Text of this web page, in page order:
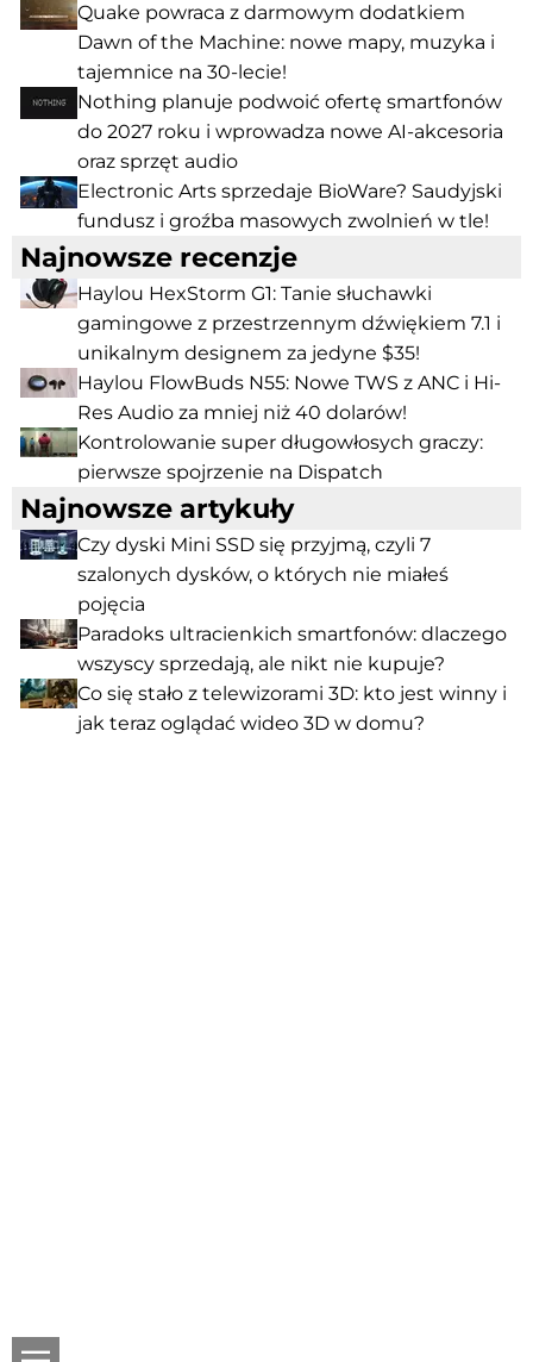
Quake powraca z darmowym dodatkiem
Dawn of the Machine: nowe mapy, muzyka i
tajemnice na 30-lecie!
Nothing planuje podwoić ofertę smartfonów
do 2027 roku i wprowadza nowe AI-akcesoria
oraz sprzęt audio
Electronic Arts sprzedaje BioWare? Saudyjski
fundusz i groźba masowych zwolnień w tle!
Najnowsze recenzje
Haylou HexStorm G1: Tanie słuchawki
gamingowe z przestrzennym dźwiękiem 7.1 i
unikalnym designem za jedyne $35!
Haylou FlowBuds N55: Nowe TWS z ANC i Hi-
Res Audio za mniej niż 40 dolarów!
Kontrolowanie super długowłosych graczy:
pierwsze spojrzenie na Dispatch
Najnowsze artykuły
Czy dyski Mini SSD się przyjmą, czyli 7
szalonych dysków, o których nie miałeś
pojęcia
Paradoks ultracienkich smartfonów: dlaczego
wszyscy sprzedają, ale nikt nie kupuje?
Co się stało z telewizorami 3D: kto jest winny i
jak teraz oglądać wideo 3D w domu?